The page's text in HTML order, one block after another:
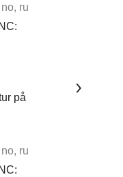
ru
på
ru